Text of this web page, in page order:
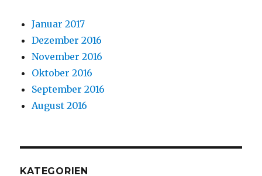
Januar 2017
Dezember 2016
November 2016
Oktober 2016
September 2016
August 2016
KATEGORIEN